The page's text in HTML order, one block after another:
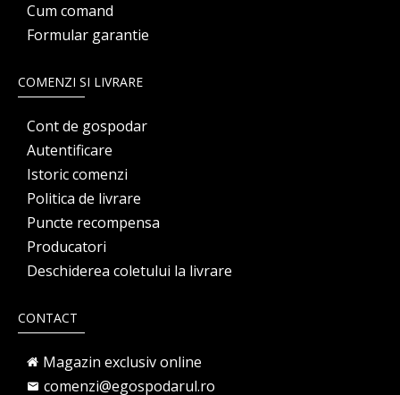
Cum comand
Formular garantie
COMENZI SI LIVRARE
Cont de gospodar
Autentificare
Istoric comenzi
Politica de livrare
Puncte recompensa
Producatori
Deschiderea coletului la livrare
CONTACT
Magazin exclusiv online
comenzi@egospodarul.ro